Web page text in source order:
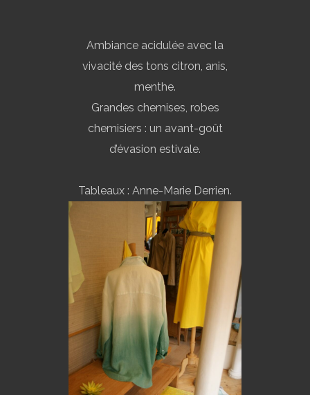
Ambiance acidulée avec la
vivacité des tons citron, anis,
menthe.
Grandes chemises, robes
chemisiers : un avant-goût
d’évasion estivale.
Tableaux : Anne-Marie Derrien.